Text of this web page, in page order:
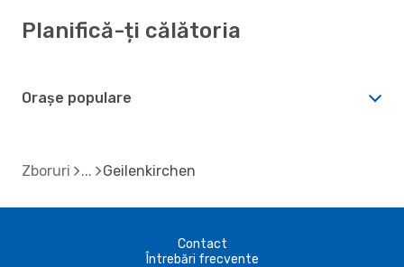
Planifică-ți călătoria
Orașe populare
Zboruri Geilenkirchen
Contact
Întrebări frecvente